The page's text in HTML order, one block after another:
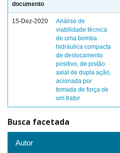
documento
15-Dez-2020
Análise de
viabilidade técnica
de uma bomba
hidráulica compacta
de deslocamento
positivo, de pistão
axial de dupla ação,
acionada por
tomada de força de
um trator
Busca facetada
Autor